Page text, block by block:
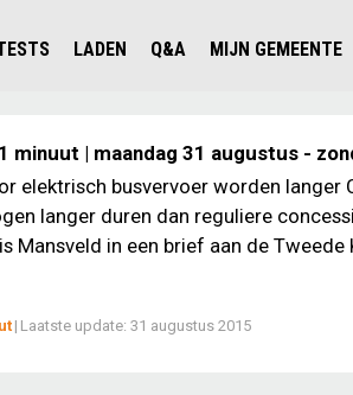
AUTO ELEKTRISCH?
LADEN
Q&A
OPLADEN
SLIM LADEN
MIJN GEMEENTE
VVE
minuut | maandag 31 augustus -
elektrisch busvervoer worden langer
langer duren dan reguliere
Mansveld in een brief aan de Tweede
| Laatste update: 31 augustus 2015